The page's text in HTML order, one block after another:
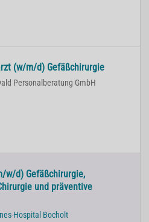
(w/m/d) Gefäßchirurgie
Personalberatung GmbH
w/d) Gefäßchirurgie,
und präventive
Hospital Bocholt